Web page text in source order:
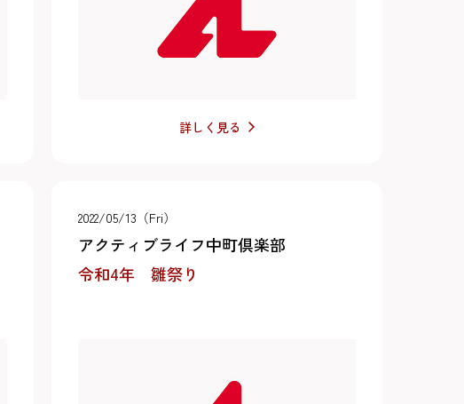
詳しく見る
2022/05/13（Fri）
アクティブライフ中町倶楽部
令和4年 雛祭り